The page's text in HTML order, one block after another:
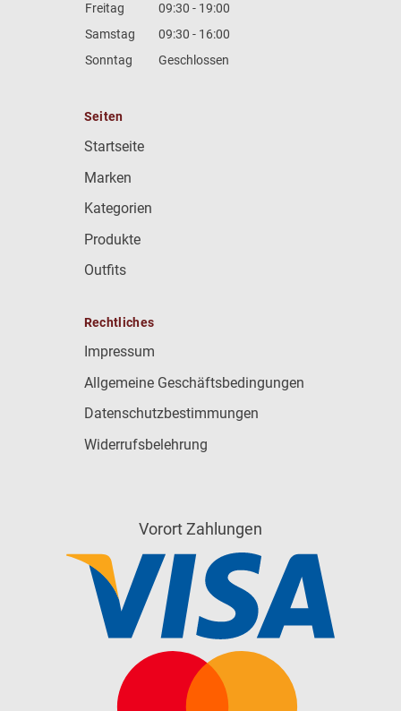
Freitag
09:30 - 19:00
Samstag
09:30 - 16:00
Sonntag
Geschlossen
Seiten
Startseite
Marken
Kategorien
Produkte
Outfits
Rechtliches
Impressum
Allgemeine Geschäftsbedingungen
Datenschutzbestimmungen
Widerrufsbelehrung
Vorort Zahlungen